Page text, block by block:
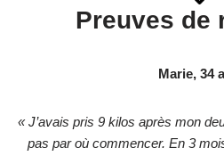
Preuves de
Marie, 34
« J’avais pris 9 kilos après mon
pas par où commencer. En 3